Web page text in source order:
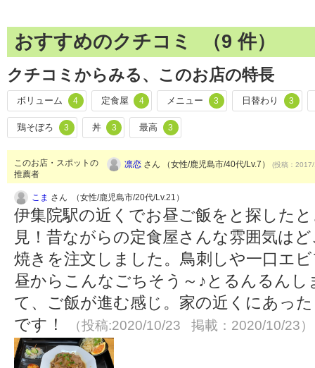
おすすめのクチコミ （9 件）
クチコミからみる、このお店の特長
ボリューム 4 定食屋 4 メニュー 3 日替わり 3
鶏そぼろ 3 丼 3 最高 3
このお店・スポットの
推薦者
凛恋 さん （女性/鹿児島市/40代/Lv.7） (投稿：
こま さん （女性/鹿児島市/20代/Lv.21）
伊集院駅の近くでお昼ご飯をと探した
見！昔ながらの定食屋さんな雰囲気は
焼きを注文しました。鳥刺しや一口エ
昼からこんなごちそう～♪とるんるん
て、ご飯が進む感じ。家の近くにあっ
です！
（投稿:2020/10/23 掲載：2020/10/23）